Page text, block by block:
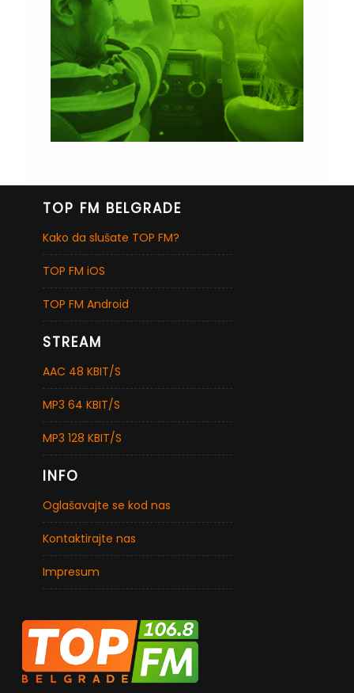
TOP FM BELGRADE
Kako da slušate TOP FM?
TOP FM iOS
TOP FM Android
STREAM
AAC 48 KBIT/S
MP3 64 KBIT/S
MP3 128 KBIT/S
INFO
Oglašavajte se kod nas
Kontaktirajte nas
Impresum